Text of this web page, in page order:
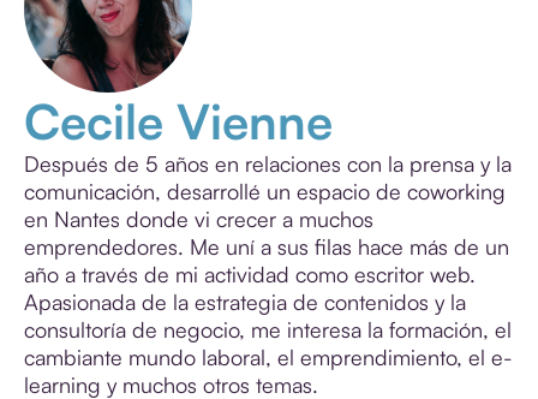
GESTIÓN DE
FORMACIÓN
COMUNICACIÓN
PEDAGOGÍA
FORMACIÓN
PROFESIONAL
Cecile Vienne
Después de 5 años en relaciones con la prensa y la
comunicación, desarrollé un espacio de coworking
en Nantes donde vi crecer a muchos
emprendedores. Me uní a sus filas hace más de un
año a través de mi actividad como escritor web.
Apasionada de la estrategia de contenidos y la
consultoría de negocio, me interesa la formación, el
cambiante mundo laboral, el emprendimiento, el e-
learning y muchos otros temas.